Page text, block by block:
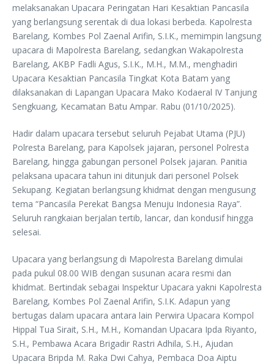
melaksanakan Upacara Peringatan Hari Kesaktian Pancasila
yang berlangsung serentak di dua lokasi berbeda. Kapolresta
Barelang, Kombes Pol Zaenal Arifin, S.I.K., memimpin langsung
upacara di Mapolresta Barelang, sedangkan Wakapolresta
Barelang, AKBP Fadli Agus, S.I.K., M.H., M.M., menghadiri
Upacara Kesaktian Pancasila Tingkat Kota Batam yang
dilaksanakan di Lapangan Upacara Mako Kodaeral IV Tanjung
Sengkuang, Kecamatan Batu Ampar. Rabu (01/10/2025).
Hadir dalam upacara tersebut seluruh Pejabat Utama (PJU)
Polresta Barelang, para Kapolsek jajaran, personel Polresta
Barelang, hingga gabungan personel Polsek jajaran. Panitia
pelaksana upacara tahun ini ditunjuk dari personel Polsek
Sekupang. Kegiatan berlangsung khidmat dengan mengusung
tema “Pancasila Perekat Bangsa Menuju Indonesia Raya”.
Seluruh rangkaian berjalan tertib, lancar, dan kondusif hingga
selesai.
Upacara yang berlangsung di Mapolresta Barelang dimulai
pada pukul 08.00 WIB dengan susunan acara resmi dan
khidmat. Bertindak sebagai Inspektur Upacara yakni Kapolresta
Barelang, Kombes Pol Zaenal Arifin, S.I.K. Adapun yang
bertugas dalam upacara antara lain Perwira Upacara Kompol
Hippal Tua Sirait, S.H., M.H., Komandan Upacara Ipda Riyanto,
S.H., Pembawa Acara Brigadir Rastri Adhila, S.H., Ajudan
Upacara Bripda M. Raka Dwi Cahya, Pembaca Doa Aiptu